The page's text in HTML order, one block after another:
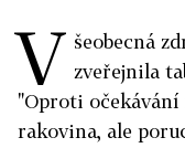
V šeobecná
zveřejnila
"Oproti
rakovina, ale